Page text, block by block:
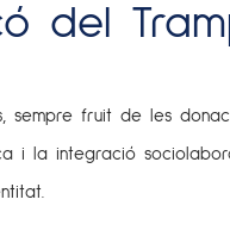
del
fruit de les
i la integració